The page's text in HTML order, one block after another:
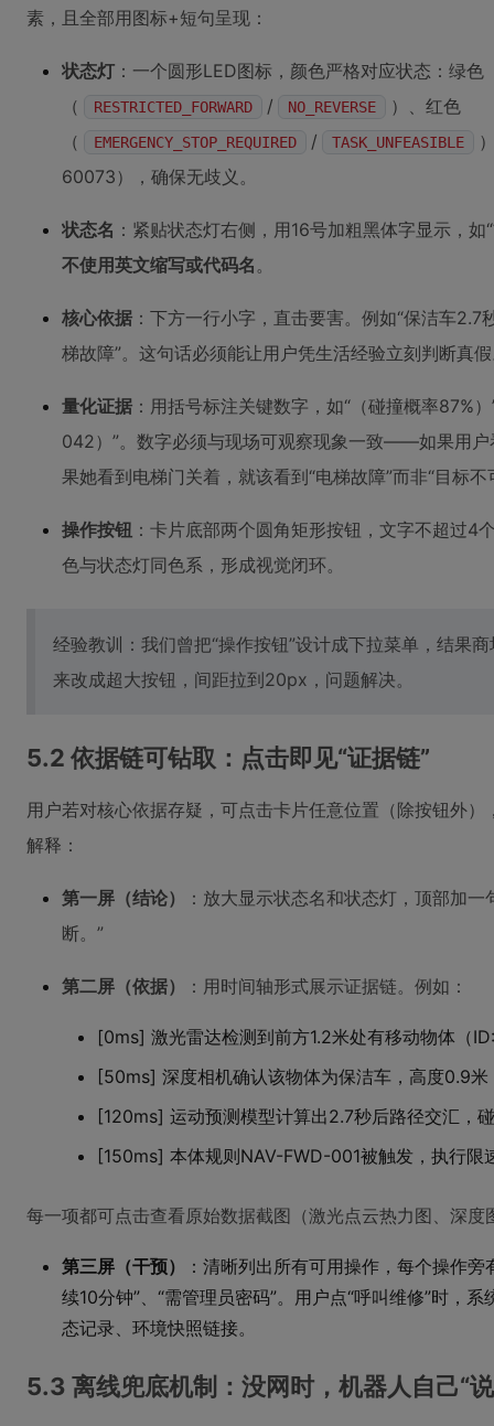
素，且全部用图标+短句呈现：
状态灯 ：一个圆形LED图标，颜色严格对应状态：绿色
（
RESTRICTED_FORWARD / NO_REVERSE
）、红色
（
EMERGENCY_STOP_REQUIRED / TASK_UNFEASIBLE
60073），确保无歧义。
状态名 ：紧贴状态灯右侧，用16号加粗黑体字显示，如
不使用英文缩写或代码名。
核心依据 ：下方一行小字，直击要害。例如“保洁车2.7
梯故障”。这句话必须能让用户凭生活经验立刻判断真
量化证据 ：用括号标注关键数字，如“（碰撞概率87%
042）”。数字必须与现场可观察现象一致——如果用户
果她看到电梯门关着，就该看到“电梯故障”而非“目标不
操作按钮 ：卡片底部两个圆角矩形按钮，文字不超过4
色与状态灯同色系，形成视觉闭环。
经验教训：我们曾把“操作按钮”设计成下拉菜单，结果
来改成超大按钮，间距拉到20px，问题解决。
5.2 依据链可钻取：点击即见“证据链”
用户若对核心依据存疑，可点击卡片任意位置（除按钮外
解释：
第一屏（结论）
：放大显示状态名和状态灯，顶部加
断。”
第二屏（依据） ：用时间轴形式展示证据链。例如：
[0ms] 激光雷达检测到前方1.2米处有移动物体（
[50ms] 深度相机确认该物体为保洁车，高度0.9米
[120ms] 运动预测模型计算出2.7秒后路径交汇，
[150ms] 本体规则NAV-FWD-001被触发，执行限
每一项都可点击查看原始数据截图（激光点云热力图、深度
第三屏（干预）
：清晰列出所有可用操作，每个操作旁
续10分钟”、“需管理员密码”。用户点“呼叫维修”时，
态记录、环境快照链接。
5.3 离线兜底机制：没网时，机器人自己“